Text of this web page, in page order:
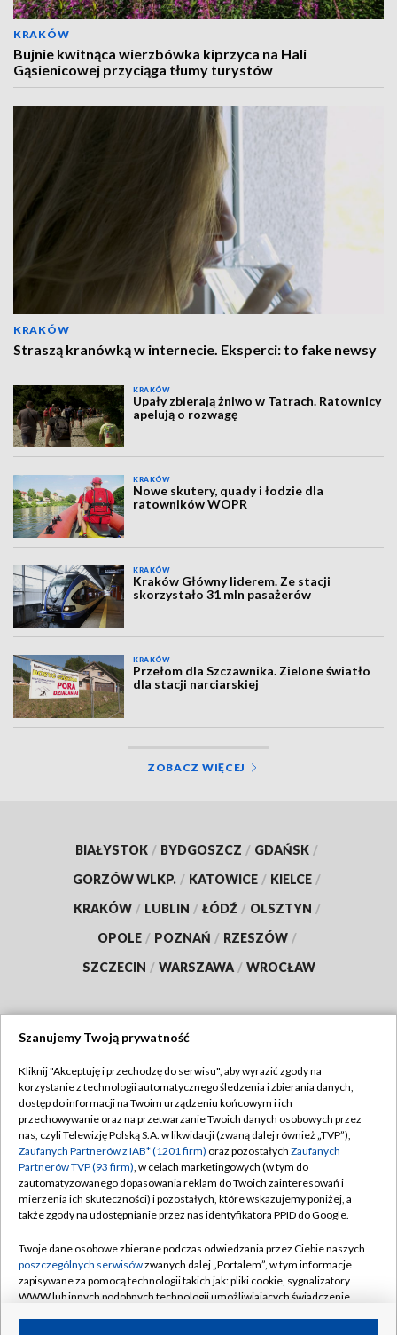
KRAKÓW
Bujnie kwitnąca wierzbówka kiprzyca na Hali
Gąsienicowej przyciąga tłumy turystów
KRAKÓW
Straszą kranówką w internecie. Eksperci: to fake newsy
KRAKÓW
Upały zbierają żniwo w Tatrach. Ratownicy
apelują o rozwagę
KRAKÓW
Nowe skutery, quady i łodzie dla
ratowników WOPR
KRAKÓW
Kraków Główny liderem. Ze stacji
skorzystało 31 mln pasażerów
KRAKÓW
Przełom dla Szczawnika. Zielone światło
dla stacji narciarskiej
ZOBACZ WIĘCEJ
BIAŁYSTOK / BYDGOSZCZ / GDAŃSK /
GORZÓW WLKP. / KATOWICE / KIELCE /
KRAKÓW / LUBLIN / ŁÓDŹ / OLSZTYN /
OPOLE / POZNAŃ / RZESZÓW /
SZCZECIN / WARSZAWA / WROCŁAW
TVP
Abonament TVP
Emisja w TVP
Centrum informacji TVP
Naziemna Telewizja Cyfrowa
Rada Programowa
System NOS
Informacje o nadawcy
Regulamin TVP
Polityka prywatności
Moje zgody
Pomoc
Kontakt
Kanały
Szanujemy Twoją prywatność
Kliknij "Akceptuję i przechodzę do serwisu", aby wyrazić zgody na
korzystanie z technologii automatycznego śledzenia i zbierania danych,
dostęp do informacji na Twoim urządzeniu końcowym i ich
przechowywanie oraz na przetwarzanie Twoich danych osobowych przez
nas, czyli Telewizję Polską S.A. w likwidacji (zwaną dalej również „TVP”),
Zaufanych Partnerów z IAB* (1201 firm) oraz pozostałych Zaufanych
Partnerów TVP (93 firm), w celach marketingowych (w tym do
zautomatyzowanego dopasowania reklam do Twoich zainteresowań i
mierzenia ich skuteczności) i pozostałych, które wskazujemy poniżej, a
także zgody na udostępnianie przez nas identyfikatora PPID do Google.
Twoje dane osobowe zbierane podczas odwiedzania przez Ciebie naszych
poszczególnych serwisówzwanych dalej „Portalem”, w tym informacje
zapisywane za pomocą technologii takich jak: pliki cookie, sygnalizatory
WWW lub innych podobnych technologii umożliwiających świadczenie